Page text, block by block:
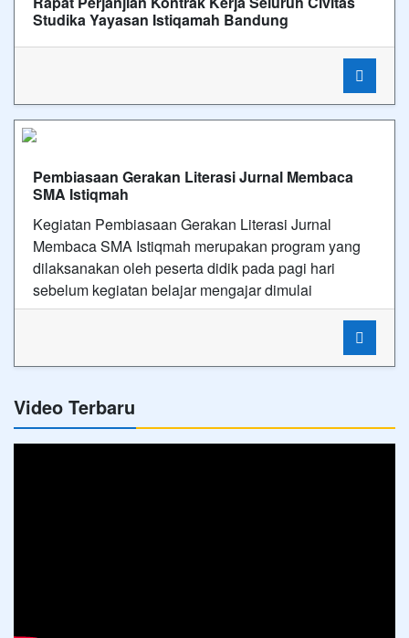
Studika Yayasan Istiqamah Bandung
Pembiasaan Gerakan Literasi Jurnal Membaca
SMA Istiqmah
Kegiatan Pembiasaan Gerakan Literasi Jurnal
Membaca SMA Istiqmah merupakan program yang
dilaksanakan oleh peserta didik pada pagi hari
sebelum kegiatan belajar mengajar dimulai
Video Terbaru